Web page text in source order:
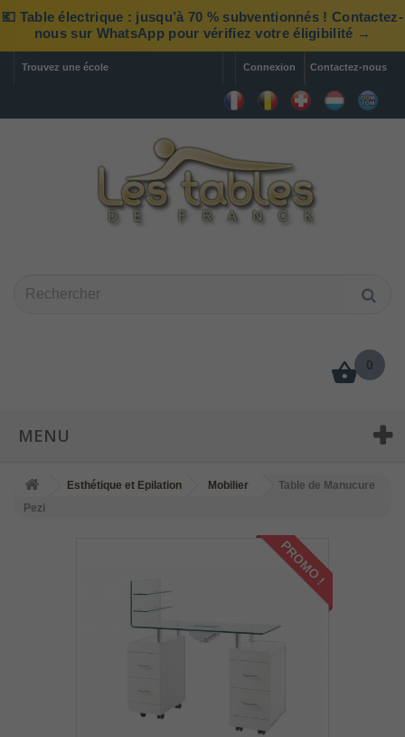
💶 Table électrique : jusqu’à 70 % subventionnés ! Contactez-
nous sur WhatsApp pour vérifiez votre éligibilité →
Contactez-nous
Trouvez une école Connexion
MENU
0
Esthétique et Epilation Mobilier
Table de Manucure
Pezi
PROMO !